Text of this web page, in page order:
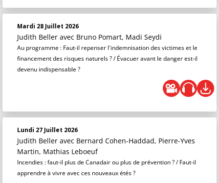
Mardi 28 Juillet 2026
Judith Beller avec Bruno Pomart, Madi Seydi
Au programme : Faut-il repenser l'indemnisation des victimes et le
financement des risques naturels ? / Évacuer avant le danger est-il
devenu indispensable ?
Lundi 27 Juillet 2026
Judith Beller avec Bernard Cohen-Haddad, Pierre-Yves
Martin, Mathias Leboeuf
Incendies : faut-il plus de Canadair ou plus de prévention ? / Faut-il
apprendre à vivre avec ces nouveaux étés ?